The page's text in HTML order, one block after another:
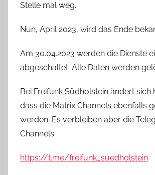
Stelle mal weg.
Nun, April 2023, wird das Ende
Am 30.04.2023 werden die Dienste
abgeschaltet. Alle Daten werden
Bei Freifunk Südholstein ändert sich
dass die Matrix Channels ebenfalls
werden. Es verbleiben aber die
Channels.
https://t.me/freifunk_suedholstein